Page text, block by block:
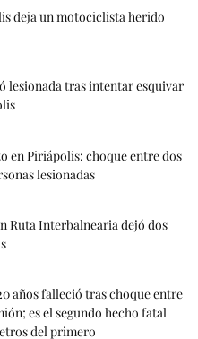
deja un motociclista herido
lesionada tras intentar esquivar
en Piriápolis: choque entre dos
lesionadas
Ruta Interbalnearia dejó dos
años falleció tras choque entre
es el segundo hecho fatal
del primero